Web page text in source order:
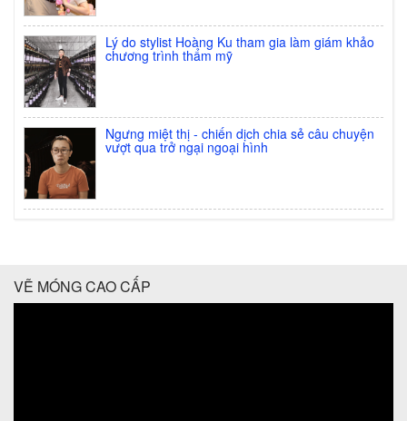
Lý do stylist Hoàng Ku tham gia làm giám khảo
chương trình thẩm mỹ
Ngưng miệt thị - chiến dịch chia sẻ câu chuyện
vượt qua trở ngại ngoại hình
VẼ MÓNG CAO CẤP